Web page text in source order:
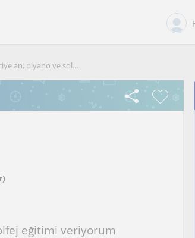
an, piyano ve sol...
eğitimi veriyorum